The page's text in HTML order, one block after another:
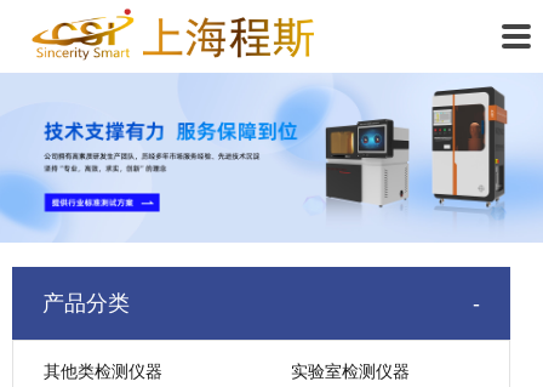
产品分类
其他类检测仪器 实验室检测仪器